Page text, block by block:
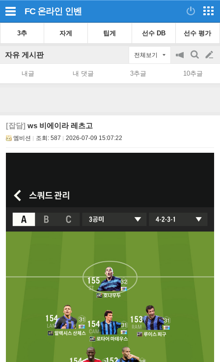
FC 온라인 인벤
3추 자게 팁게 선수 DB 선수 평가
자유 게시판 전체보기
공
지
on/off
검
색
글
쓰
내글 내 댓글 3추글 10추글
[잡담] ws 비에이라 레츠고
엠비션 조회: 587 2026-07-09 15:07:22